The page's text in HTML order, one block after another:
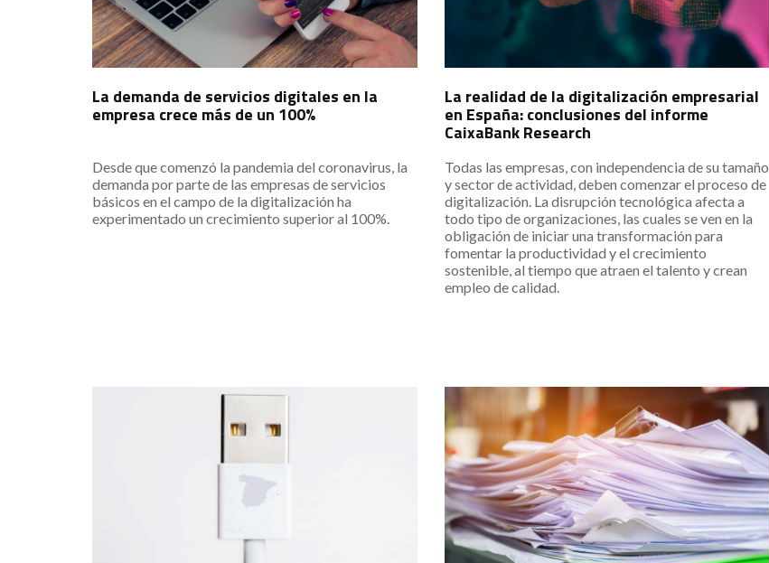
La demanda de servicios digitales en la
empresa crece más de un 100%
Desde que comenzó la pandemia del coronavirus, la
demanda por parte de las empresas de servicios
básicos en el campo de la digitalización ha
experimentado un crecimiento superior al 100%.
La realidad de la digitalización empresarial
en España: conclusiones del informe
CaixaBank Research
Todas las empresas, con independencia de su tamaño
y sector de actividad, deben comenzar el proceso de
digitalización. La disrupción tecnológica afecta a
todo tipo de organizaciones, las cuales se ven en la
obligación de iniciar una transformación para
fomentar la productividad y el crecimiento
sostenible, al tiempo que atraen el talento y crean
empleo de calidad.